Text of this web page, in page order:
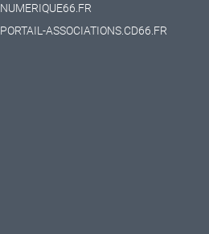
NUMERIQUE66.FR
PORTAIL-ASSOCIATIONS.CD66.FR